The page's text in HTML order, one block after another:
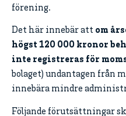
förening.
Det här innebär att om
högst 120 000 kronor
inte registreras för
bolaget) undantagen från
innebära mindre
Följande förutsättningar